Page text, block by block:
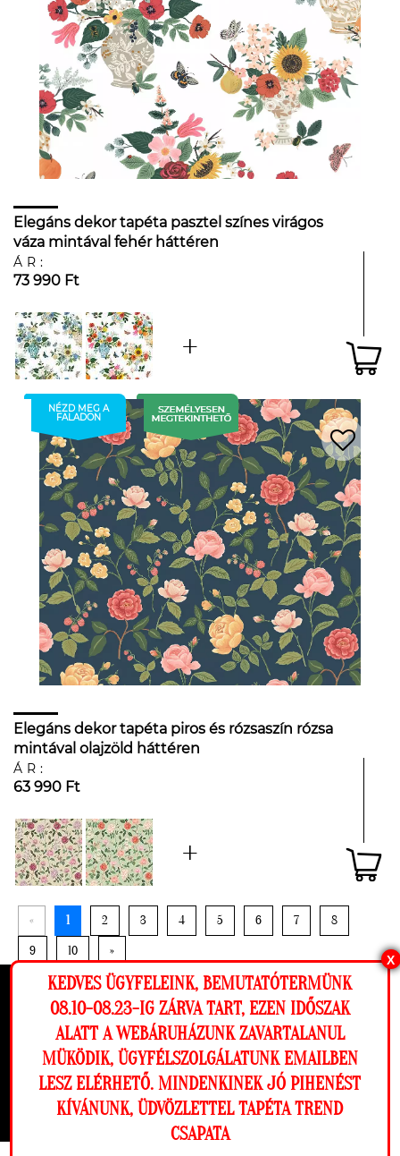
Ez a weboldal cookie-kat használ, hogy a
lehető legjobb élményt nyújtsa honlapunkon.
Beállítások
Elutasítom Engedélyezem
Elegáns dekor tapéta pasztel színes virágos
váza mintával fehér háttéren
ÁR:
73 990 Ft
NÉZD MEG A
FALADON
Elegáns dekor tapéta piros és rózsaszín rózsa
mintával olajzöld háttéren
ÁR:
63 990 Ft
« 1 2 3 4 5 6 7
8
9
10 »
York prémium design tapéták
FŐOLDAL
TAPÉTÁK
X
KEDVES ÜGYFELEINK, BEMUTATÓTERMÜNK
08.10-08.23-IG ZÁRVA TART, EZEN IDŐSZAK
ALATT A WEBÁRUHÁZUNK ZAVARTALANUL
MÜKÖDIK, ÜGYFÉLSZOLGÁLATUNK EMAILBEN
LESZ ELÉRHETŐ. MINDENKINEK JÓ PIHENÉST
KÍVÁNUNK, ÜDVÖZLETTEL TAPÉTA TREND
CSAPATAMegnézem a falamon